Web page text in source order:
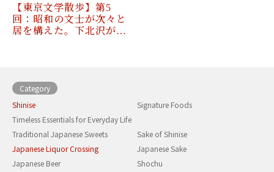
【東京文学散歩】第5
回：昭和の文士が次々と
居を構えた。下北沢が…
Category
Shinise
Signature Foods
Timeless Essentials for Everyday Life
Traditional Japanese Sweets
Sake of Shinise
Japanese Liquor Crossing
Japanese Sake
Japanese Beer
Shochu